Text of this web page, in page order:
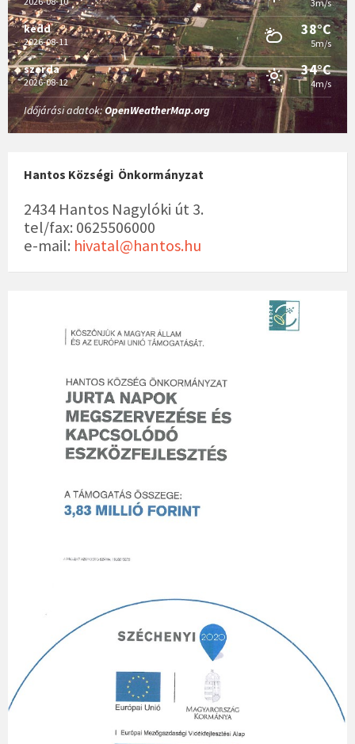
3m/s
kedd
2026-08-11
38°C
5m/s
szerda
2026-08-12
34°C
4m/s
Időjárási adatok:OpenWeatherMap.org
Hantos Községi Önkormányzat
2434 Hantos Nagylóki út 3.
tel/fax: 0625506000
e-mail: hivatal@hantos.hu